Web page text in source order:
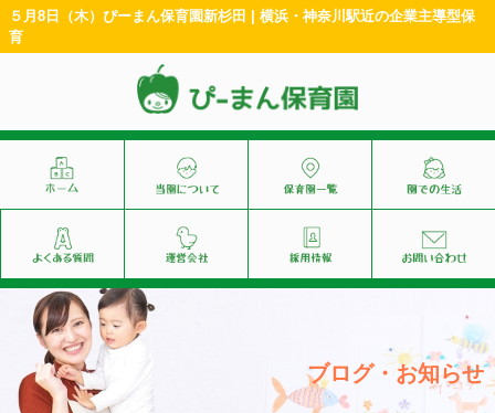
５月8日（木）ぴーまん保育園新杉田 | 横浜・神奈川駅近の企業主導型保
育
ブログ・お知らせ